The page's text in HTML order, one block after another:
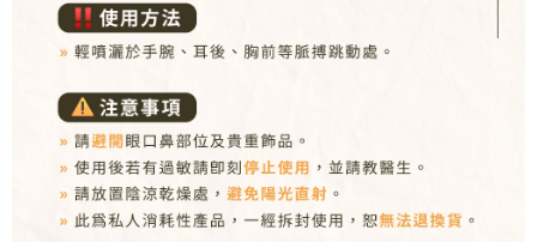
是否繳費成功／繳費後需取消欲退款等相關疑問，請聯繫「AFTEE先享後付
客戶支援中心」https://netprotections.freshdesk.com/support/home
１．透過由恩沛科技股份有限公司提供之「AFTEE先享後付」服務完成之交
易，需依本服務之必要範圍內提供個人資料，並將交易相關給付款項請求債
權轉讓予恩沛科技股份有限公司。
２．關於個人資料處理事宜，請瀏覽以下網址：
https://aftee.tw/terms/#terms3
３．未成年的使用者請事先徵得法定代理人或監護人之同意方可使用
「AFTEE先享後付」，若未經同意申辦者引起之損失，本公司不負相關責
每筆NT$80，滿NT$1,000(含以上)免運費
每筆NT$90，滿NT$1,000(含以上)免運費
每筆NT$90，滿NT$1,000(含以上)免運費